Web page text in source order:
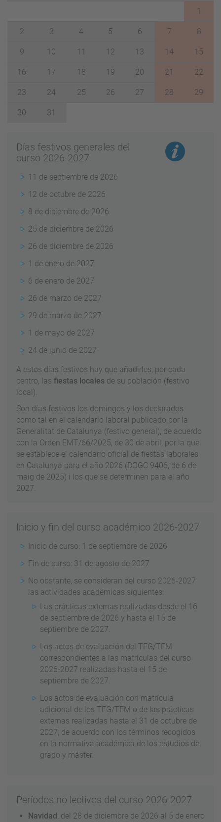
1
2 3 4 5 6 7 8
9 10 11 12 13 14 15
16 17 18 19 20 21 22
23 24 25 26 27 28 29
30 31
Días festivos generales del
curso 2026-2027
11 de septiembre de 2026
12 de octubre de 2026
8 de diciembre de 2026
25 de diciembre de 2026
26 de diciembre de 2026
1 de enero de 2027
6 de enero de 2027
26 de marzo de 2027
29 de marzo de 2027
1 de mayo de 2027
24 de junio de 2027
A estos días festivos hay que añadirles, por cada
centro, las fiestas locales de su población (festivo
local).
Son días festivos los domingos y los declarados
como tal en el calendario laboral publicado por la
Generalitat de Catalunya (festivo general), de acuerdo
con la Orden EMT/66/2025, de 30 de abril, por la que
se establece el calendario oficial de fiestas laborales
en Catalunya para el año 2026 (DOGC 9406, de 6 de
maig de 2025) i los que se determinen para el año
2027.
Inicio y fin del curso académico 2026-2027
Inicio de curso: 1 de septiembre de 2026
Fin de curso: 31 de agosto de 2027
No obstante, se consideran del curso 2026-2027
las actividades académicas siguientes:
Las prácticas externas realizadas desde el 16
de septiembre de 2026 y hasta el 15 de
septiembre de 2027.
Los actos de evaluación del TFG/TFM
correspondientes a las matrículas del curso
2026-2027 realizadas hasta el 15 de
septiembre de 2027.
Los actos de evaluación con matrícula
adicional de los TFG/TFM o de las prácticas
externas realizadas hasta el 31 de octubre de
2027, de acuerdo con los términos recogidos
en la normativa académica de los estudios de
grado y máster.
Períodos no lectivos del curso 2026-2027
Navidad : del 28 de diciembre de 2026 al 5 de enero